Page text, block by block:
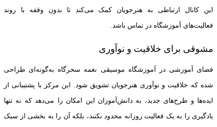
این کانال ارتباطی به هنرجویان کمک می‌کند تا بدون وقفه با روند
فعالیت‌های آموزشگاه در تماس باشد.
مشوقی برای خلاقیت و نوآوری
فضای آموزشی در آموزشگاه موسیقی نغمه سحرگاه به‌گونه‌ای طراحی
شده که خلاقیت و نوآوری هنرجویان تشویق شود. این مرکز با پشتیبانی از
ایده‌ها و طرح‌های جدید، به دانش‌آموزان این امکان را می‌دهد که نه تنها
یادگیری را به یک فعالیت روزانه محدود نکنند، بلکه آن را به بخشی از سبک